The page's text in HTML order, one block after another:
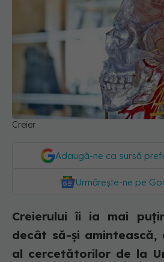
Creier
Adaugă-ne ca sursă
Urmărește-ne pe
Creierului îi ia mai
decât să-și
al cercetătorilor de la